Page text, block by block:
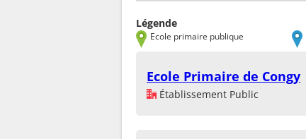
Légende
Ecole primaire publique
Ecole Primaire de Congy
Établissement Public